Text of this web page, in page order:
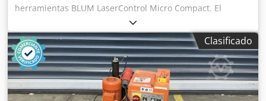
herramientas BLUM LaserControl Micro Compact. El
embalaje original se abrió únicamente para tomar
fotografías. Fabricante: BLUM-Novotest Gama de
productos: LaserControl Micro Compact NT Tipo: 87.0634-
014-NT-A6365/32-5/S1,6 Tipo de dispositivo: Sistema de
medición de herramientas láser Dsdpfx Aszcgzfepheck
Versión: Micro Compact NT Cantidad disponible: 3
unidades
Clasificado